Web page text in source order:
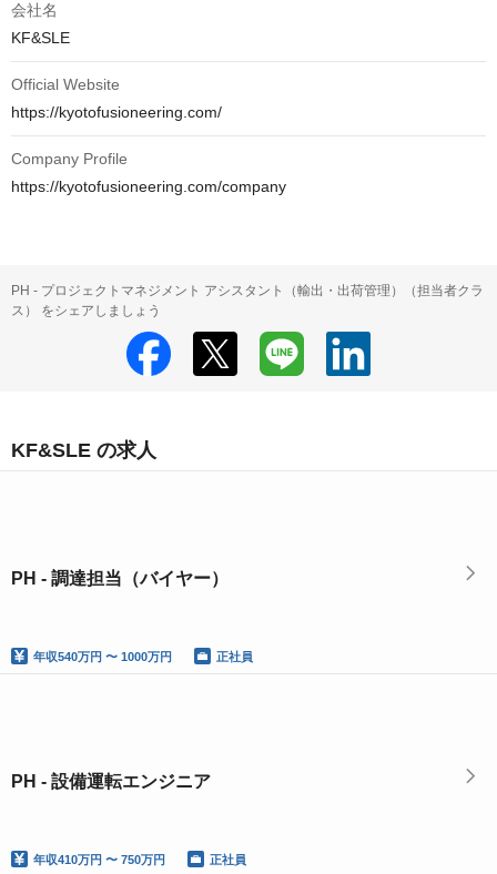
会社名
KF&SLE
Official Website
https://kyotofusioneering.com/
Company Profile
https://kyotofusioneering.com/company
PH - プロジェクトマネジメント アシスタント（輸出・出荷管理）（担当者クラ
ス） をシェアしましょう
KF&SLE の求人
PH - 調達担当（バイヤー）
年収540万円 〜 1000万円 正社員
PH - 設備運転エンジニア
年収410万円 〜 750万円 正社員